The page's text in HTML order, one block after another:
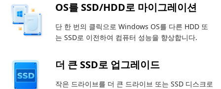
OS를 SSD/HDD로 마이그레이션
단 한 번의 클릭으로 Windows OS를 다른 HDD 또
는 SSD로 이전하여 컴퓨터 성능을 향상합니다.
더 큰 SSD로 업그레이드
작은 드라이브를 더 큰 드라이브 또는 SSD 디스크로